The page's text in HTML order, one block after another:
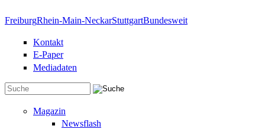
FreiburgRhein-Main-NeckarStuttgartBundesweit
Kontakt
E-Paper
Mediadaten
Magazin
Newsflash